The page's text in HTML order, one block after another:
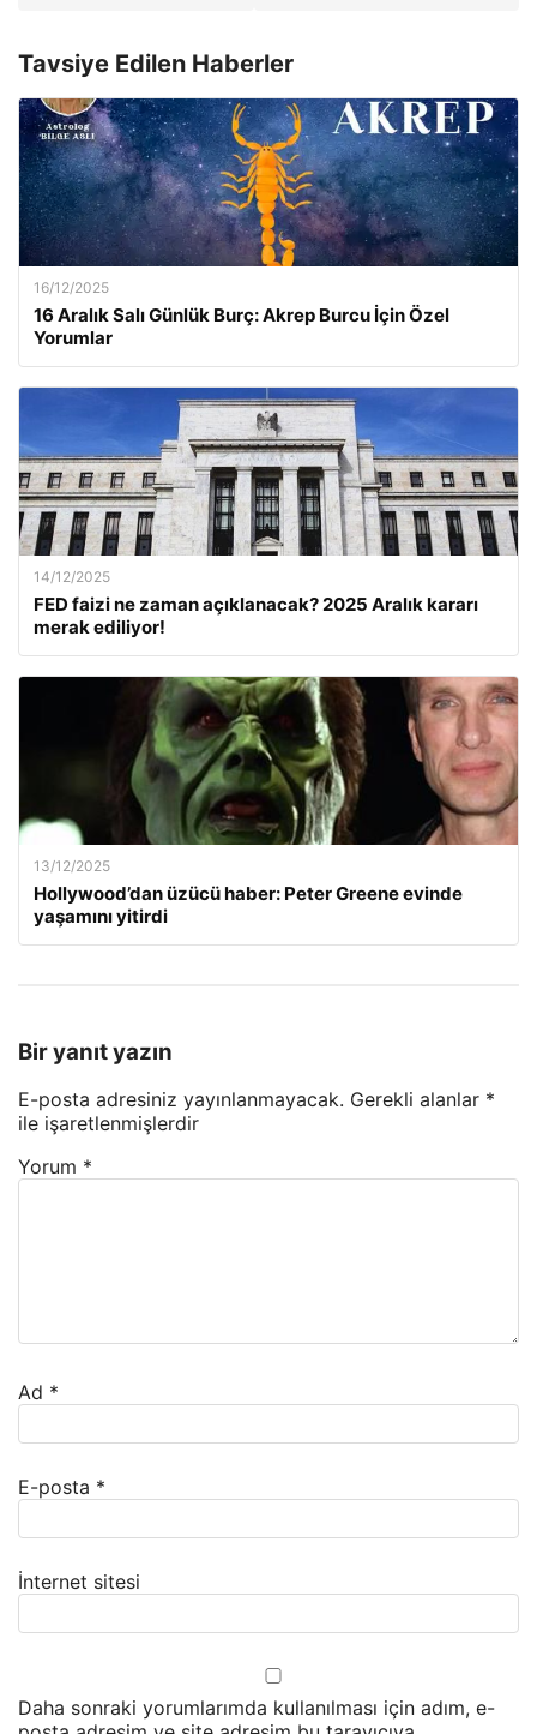
Tavsiye Edilen Haberler
16/12/2025
16 Aralık Salı Günlük Burç: Akrep Burcu İçin Özel
Yorumlar
14/12/2025
FED faizi ne zaman açıklanacak? 2025 Aralık kararı
merak ediliyor!
13/12/2025
Hollywood’dan üzücü haber: Peter Greene evinde
yaşamını yitirdi
Bir yanıt yazın
E-posta adresiniz yayınlanmayacak. Gerekli alanlar *
ile işaretlenmişlerdir
Yorum *
Ad *
E-posta *
İnternet sitesi
Daha sonraki yorumlarımda kullanılması için adım, e-